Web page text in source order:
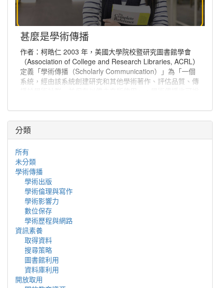
甚麼是學術傳播
作者：柯皓仁 2003 年，美國大學院校暨研究圖書館學會
（Association of College and Research Libraries, ACRL）
定義「學術傳播（Scholarly Communication）」為「一個
系統，經由該系統創建研究和其他學術著作、評估品質、傳
或更多人能取得的程序。
分類
所有
未分類
學術傳播
學術出版
學術倫理與寫作
學術影響力
數位保存
學術歷程與網路
資訊素養
取得資料
搜尋策略
圖書館利用
資料庫利用
開放取用